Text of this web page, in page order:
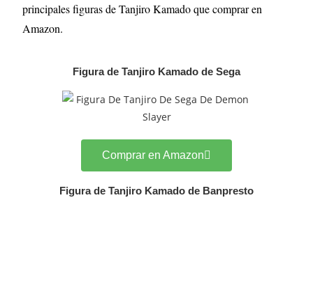
principales figuras de Tanjiro Kamado que comprar en
Amazon.
Figura de Tanjiro Kamado de Sega
Comprar en Amazon
Figura de Tanjiro Kamado de Banpresto